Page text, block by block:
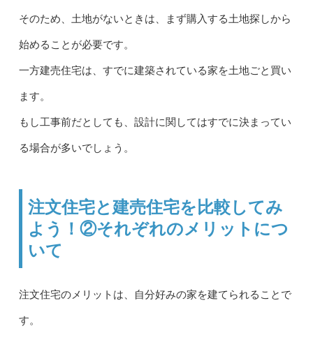
そのため、土地がないときは、まず購入する土地探しから
始めることが必要です。
一方建売住宅は、すでに建築されている家を土地ごと買い
ます。
もし工事前だとしても、設計に関してはすでに決まってい
る場合が多いでしょう。
注文住宅と建売住宅を比較してみ
よう！②それぞれのメリットにつ
いて
注文住宅のメリットは、自分好みの家を建てられることで
す。